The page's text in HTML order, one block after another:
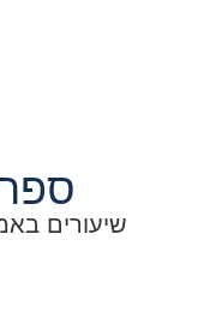
שיעורים